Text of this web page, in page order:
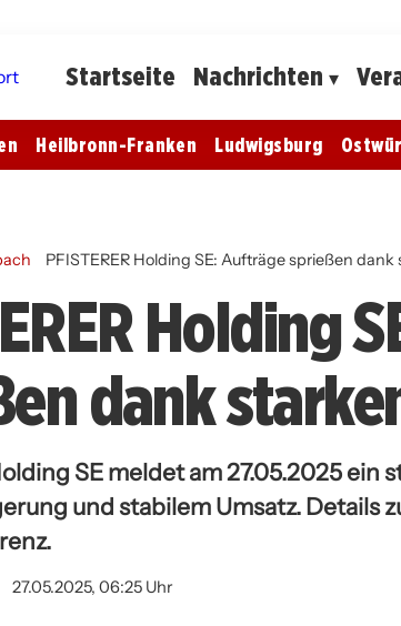
Startseite Nachrichten
Heilbronn-Franken Ludwigsburg
PFISTERER Holding SE: Aufträge sprießen dank
Holding
dank
SE meldet am 27.05.2025 ein
und stabilem Umsatz. Details
27.05.2025, 06:25 Uhr